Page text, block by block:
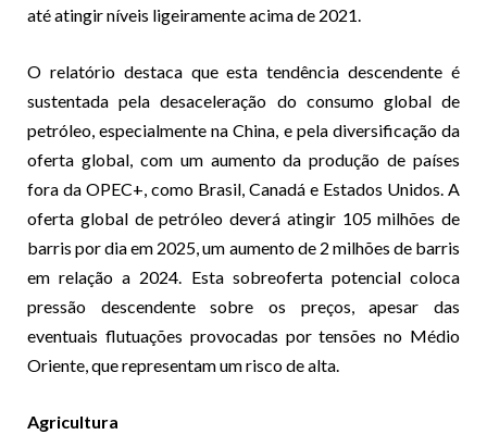
até atingir níveis ligeiramente acima de 2021.
O relatório destaca que esta tendência descendente é
sustentada pela desaceleração do consumo global de
petróleo, especialmente na China, e pela diversificação da
oferta global, com um aumento da produção de países
fora da OPEC+, como Brasil, Canadá e Estados Unidos. A
oferta global de petróleo deverá atingir 105 milhões de
barris por dia em 2025, um aumento de 2 milhões de barris
em relação a 2024. Esta sobreoferta potencial coloca
pressão descendente sobre os preços, apesar das
eventuais flutuações provocadas por tensões no Médio
Oriente, que representam um risco de alta.
Agricultura